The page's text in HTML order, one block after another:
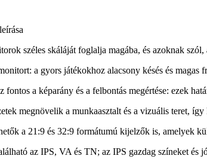
széles skáláját foglalja magába, és azoknak
a gyors játékokhoz alacsony késés és magas
a képarány és a felbontás megértése: ezek
megnövelik a munkaasztalt és a vizuális teret,
a 21:9 és 32:9 formátumú kijelzők is, amelyek
az IPS, VA és TN; az IPS gazdag színeket